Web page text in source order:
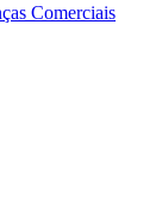
Comerciais